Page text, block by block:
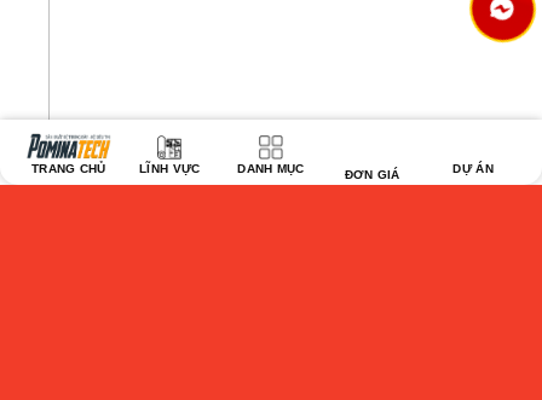
TRANG CHỦ LĨNH VỰC DANH MỤC ĐƠN GIÁ DỰ ÁN